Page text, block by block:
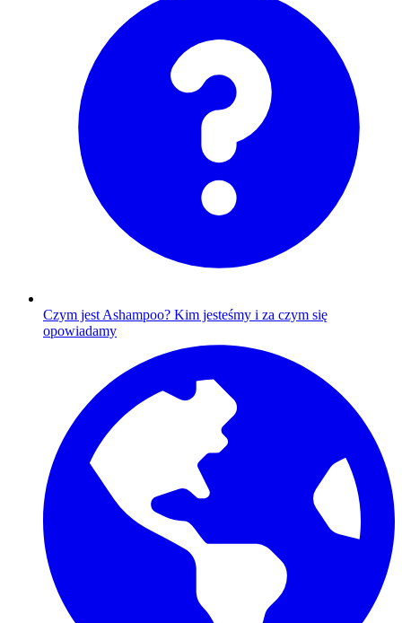
Czym jest Ashampoo? Kim jesteśmy i za czym się
opowiadamy